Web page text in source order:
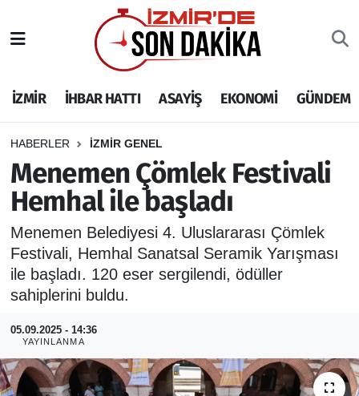
İZMİR İHBAR HATTI ASAYİŞ EKONOMİ GÜNDEM
HABERLER İZMİR GENEL
Menemen Çömlek Festivali
Hemhal ile başladı
Menemen Belediyesi 4. Uluslararası Çömlek
Festivali, Hemhal Sanatsal Seramik Yarışması
ile başladı. 120 eser sergilendi, ödüller
sahiplerini buldu.
05.09.2025 - 14:36
YAYINLANMA
İHBAR HATTI
DEPREM
GENEL
EKONOMİ
SİYASET
SPOR
ASAYİŞ
RESMİ REKLAM
İzmir Nöbetçi Eczaneler
İzmir Hava Durumu
İzmir Namaz Vakitleri
İzmir Trafik Yoğunluk Haritası
Puan Durumu ve Fikstür
Tüm Manşetler
Son Dakika Haberleri
Haber Arşivi